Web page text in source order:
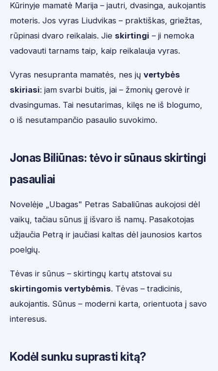
Kūrinyje mamatė Marija – jautri, dvasinga, aukojantis
moteris. Jos vyras Liudvikas – praktiškas, griežtas,
rūpinasi dvaro reikalais. Jie skirtingi – ji nemoka
vadovauti tarnams taip, kaip reikalauja vyras.
Vyras nesupranta mamatės, nes jų vertybės
skiriasi: jam svarbi buitis, jai – žmonių gerovė ir
dvasingumas. Tai nesutarimas, kilęs ne iš blogumo,
o iš nesutampančio pasaulio suvokimo.
Jonas Biliūnas: tėvo ir sūnaus skirtingi
pasauliai
Novelėje „Ubagas" Petras Sabaliūnas aukojosi dėl
vaikų, tačiau sūnus jį išvaro iš namų. Pasakotojas
užjaučia Petrą ir jaučiasi kaltas dėl jaunosios kartos
poelgių.
Tėvas ir sūnus – skirtingų kartų atstovai su
skirtingomis vertybėmis. Tėvas – tradicinis,
aukojantis. Sūnus – moderni karta, orientuota į savo
interesus.
Kodėl sunku suprasti kitą?